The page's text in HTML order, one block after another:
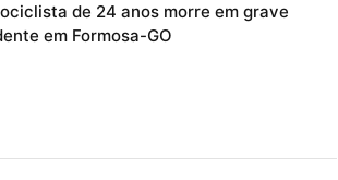
de 24 anos morre em grave
em Formosa-GO